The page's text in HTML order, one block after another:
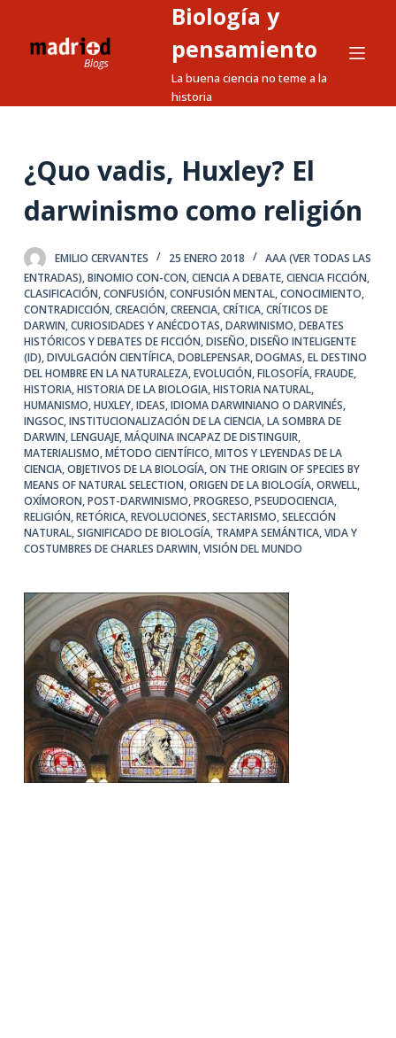
a
n
e
n
d
o
Biología y
pensamiento
La buena ciencia no teme a la
historia
¿Quo vadis, Huxley? El
darwinismo como religión
EMILIO CERVANTES 25 ENERO 2018
AAA (VER TODAS LAS
ENTRADAS),BINOMIO CON-CON,CIENCIA A DEBATE,CIENCIA FICCIÓN,
CLASIFICACIÓN,CONFUSIÓN,CONFUSIÓN MENTAL,CONOCIMIENTO,
CONTRADICCIÓN,CREACIÓN,CREENCIA,CRÍTICA,CRÍTICOS DE
DARWIN,CURIOSIDADES Y ANÉCDOTAS,DARWINISMO,DEBATES
HISTÓRICOS Y DEBATES DE FICCIÓN,DISEÑO,DISEÑO INTELIGENTE
(ID),DIVULGACIÓN CIENTÍFICA,DOBLEPENSAR,DOGMAS,EL DESTINO
DEL HOMBRE EN LA NATURALEZA,EVOLUCIÓN,FILOSOFÍA,FRAUDE,
HISTORIA,HISTORIA DE LA BIOLOGIA,HISTORIA NATURAL,
HUMANISMO,HUXLEY,IDEAS,IDIOMA DARWINIANO O DARVINÉS,
INGSOC,INSTITUCIONALIZACIÓN DE LA CIENCIA,LA SOMBRA DE
DARWIN,LENGUAJE,MÁQUINA INCAPAZ DE DISTINGUIR,
MATERIALISMO,MÉTODO CIENTÍFICO,MITOS Y LEYENDAS DE LA
CIENCIA,OBJETIVOS DE LA BIOLOGÍA,ON THE ORIGIN OF SPECIES BY
MEANS OF NATURAL SELECTION,ORIGEN DE LA BIOLOGÍA,ORWELL,
OXÍMORON,POST-DARWINISMO,PROGRESO,PSEUDOCIENCIA,
RELIGIÓN,RETÓRICA,REVOLUCIONES,SECTARISMO,SELECCIÓN
NATURAL,SIGNIFICADO DE BIOLOGÍA, TRAMPA SEMÁNTICA,VIDA Y
COSTUMBRES DE CHARLES DARWIN,VISIÓN DEL MUNDO